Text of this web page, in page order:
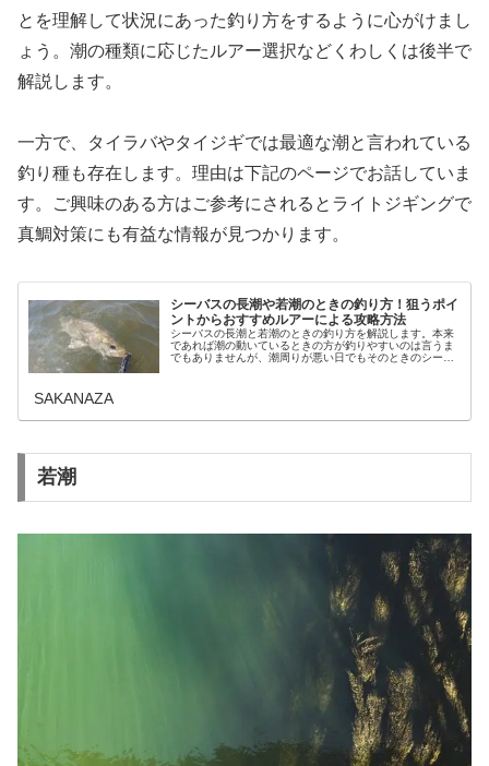
とを理解して状況にあった釣り方をするように心がけまし
ょう。潮の種類に応じたルアー選択などくわしくは後半で
解説します。
一方で、タイラバやタイジギでは最適な潮と言われている
釣り種も存在します。理由は下記のページでお話していま
す。ご興味のある方はご参考にされるとライトジギングで
真鯛対策にも有益な情報が見つかります。
シーバスの長潮や若潮のときの釣り方！狙うポイ
ントからおすすめルアーによる攻略方法
シーバスの長潮と若潮のときの釣り方を解説します。本来
であれば潮の動いているときの方が釣りやすいのは言うま
でもありませんが、潮周りが悪い日でもそのときのシーバ
SAKANAZA
若潮